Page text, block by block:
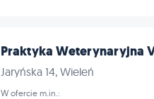
Praktyka Weterynaryjna
Jaryńska 14, Wieleń
W ofercie m.in.: